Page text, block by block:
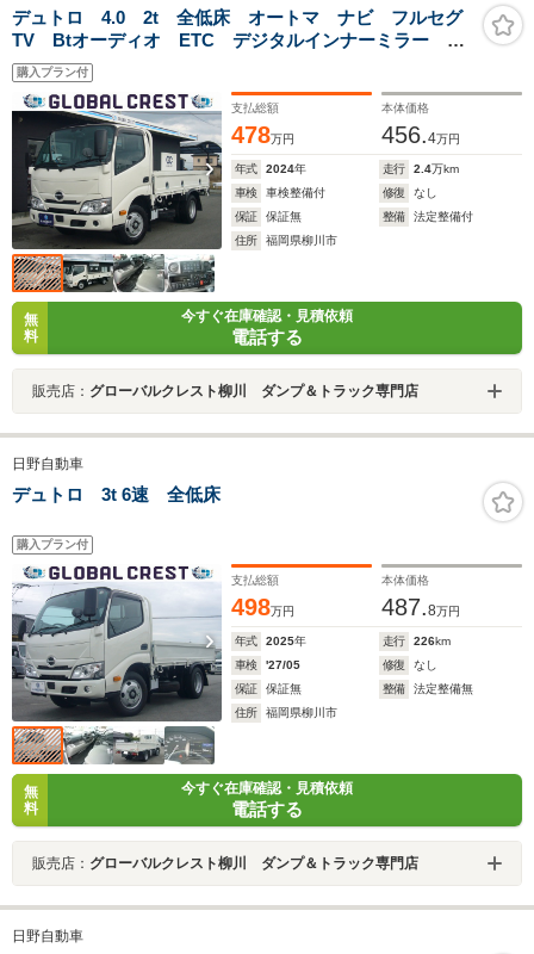
デュトロ 4.0 2t 全低床 オートマ ナビ フルセグ
TV Btオーディオ ETC デジタルインナーミラー バ
ックモニター 自動被害軽減ブレーキ 車線逸脱警報 P
センサー オートLEDヘッドライト 電動ミラー 荷台
鉄板張り 荷台新塗装済
購入プラン付
支払総額
478万円
本体価格
456.4万円
年式 2024年 走行 2.4万km
車検
車検整備付 修復
なし
保証
保証無 整備
法定整備付
住所
福岡県柳川市
無
料
今すぐ在庫確認・見積依頼
電話する
販売店： グローバルクレスト柳川 ダンプ＆トラック専門店
日野自動車
デュトロ 3t 6速 全低床
購入プラン付
支払総額
498万円
本体価格
487.8万円
年式 2025年 走行 226km
車検
'27/05 修復
なし
保証
保証無 整備
法定整備無
住所
福岡県柳川市
無
料
今すぐ在庫確認・見積依頼
電話する
販売店： グローバルクレスト柳川 ダンプ＆トラック専門店
日野自動車